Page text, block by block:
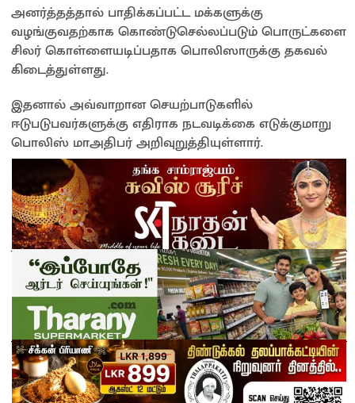
அனர்த்தத்தால் பாதிக்கப்பட்ட மக்களுக்கு
வழங்குவதற்காக கொண்டுசெல்லப்படும் பொருட்களை
சிலர் கொள்ளையடிப்பதாக பொலிஸாருக்கு தகவல்
கிடைத்துள்ளது.
இதனால் அவ்வாறான செயற்பாடுகளில்
ஈடுபடுபவர்களுக்கு எதிராக நடவடிக்கை எடுக்குமாறு
பொலிஸ் மாஅதிபர் அறிவுறுத்தியுள்ளார்.